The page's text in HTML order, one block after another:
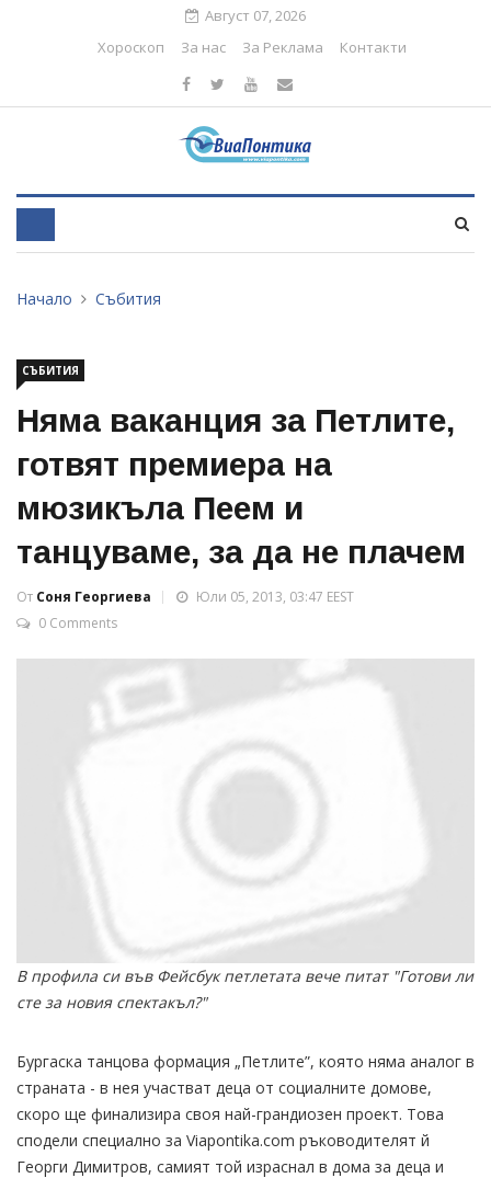
Август 07, 2026
Хороскоп
За нас За Реклама Контакти
Начало Събития
СЪБИТИЯ
Няма ваканция за Петлите,
готвят премиера на
мюзикъла Пеем и
танцуваме, за да не плачем
От Соня Георгиева
Юли 05, 2013, 03:47 EEST
0 Comments
В профила си във Фейсбук петлетата вече питат "Готови ли
сте за новия спектакъл?"
Бургаска танцова формация „Петлите”, която няма аналог в
страната - в нея участват деца от социалните домове,
скоро ще финализира своя най-грандиозен проект. Това
сподели специално за Viapontika.com ръководителят й
Георги Димитров, самият той израснал в дома за деца и